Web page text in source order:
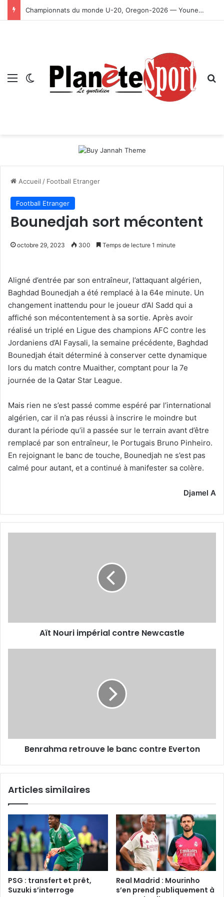
Championnats du monde U-20, Oregon-2026 — Younes Ayachi décroche la médaille d’or
Menu Switch skin
Accueil / Football Etranger
Football Etranger
Bounedjah sort mécontent
octobre 29, 2023 300 Temps de lecture 1 minute
Aligné d’entrée par son entraîneur, l’attaquant algérien,
Baghdad Bounedjah a été remplacé à la 64e minute. Un
changement inattendu pour le joueur d’Al Sadd qui a
affiché son mécontentement à sa sortie. Après avoir
réalisé un triplé en Ligue des champions AFC contre les
Jordaniens d’Al Faysali, la semaine précédente, Baghdad
Bounedjah était déterminé à conserver cette dynamique
lors du match contre Muaither, comptant pour la 7e
journée de la Qatar Star League.
Mais rien ne s’est passé comme espéré par l’international
algérien, car il n’a pas réussi à inscrire le moindre but
durant la période qu’il a passée sur le terrain avant d’être
remplacé par son entraîneur, le Portugais Bruno Pinheiro.
En rejoignant le banc de touche, Bounedjah ne s’est pas
calmé pour autant, et a continué à manifester sa colère.
Djamel A
Aït Nouri impérial contre Newcastle
Benrahma retrouve le banc contre Everton
Articles similaires
PSG : transfert et prêt,
Suzuki s’interroge
Real Madrid : Mourinho
s’en prend publiquement à